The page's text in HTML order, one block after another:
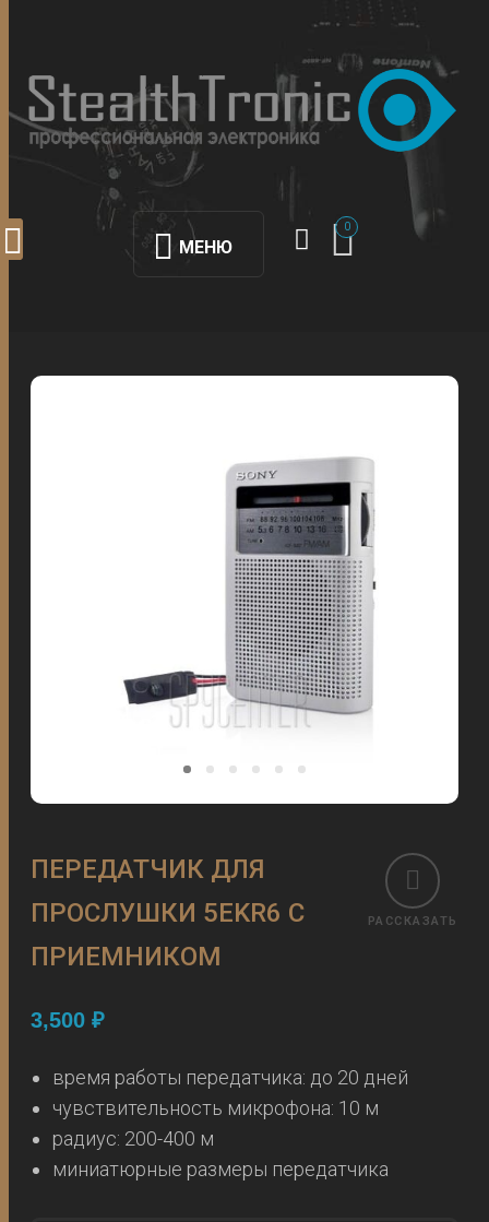
МЕНЮ
0
РАССКАЗАТЬ
ПЕРЕДАТЧИК ДЛЯ
ПРОСЛУШКИ 5EKR6 С
ПРИЕМНИКОМ
3,500₽
время работы передатчика: до 20 дней
чувствительность микрофона: 10 м
радиус: 200-400 м
миниатюрные размеры передатчика